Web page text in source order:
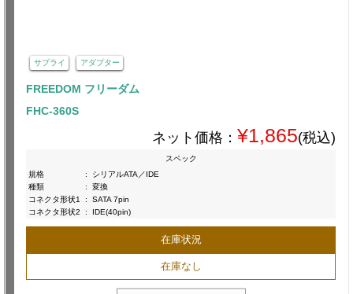
サプライ アダプター
FREEDOM フリーダム
FHC-360S
ネット価格： ¥1,865(税込)
スペック
規格
:
シリアルATA／IDE
種類
:
変換
コネクタ形状1
:
SATA 7pin
コネクタ形状2
: IDE(40pin)
在庫状況
在庫なし